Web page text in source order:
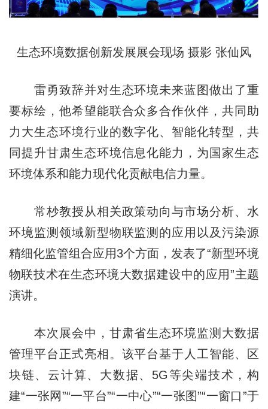
生态环境数据创新发展展会现场 摄影 张仙风
雷勇致辞并对生态环境未来蓝图做出了重
要标绘，他希望能联合众多合作伙伴，共同助
力大生态环境行业的数字化、智能化转型，共
同提升甘肃生态环境信息化能力，为国家生态
环境体系和能力现代化贡献电信力量。
常杪教授从相关政策动向与市场分析、水
环境监测领域新型物联监测的应用以及污染源
精细化监管组合应用3个方面，发表了“新型环境
物联技术在生态环境大数据建设中的应用”主题
演讲。
本次展会中，甘肃省生态环境监测大数据
管理平台正式亮相。该平台基于人工智能、区
块链、云计算、大数据、5G等尖端技术，构
建“一张网”“一平台”“一中心”“一张图”“一窗口”于